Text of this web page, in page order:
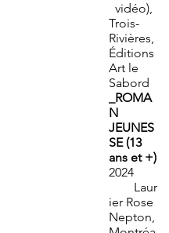
vidéo),
Trois-
Rivières,
Éditions
Art le
Sabord
_ROMA
N
JEUNES
SE (13
ans et +)
2024
Laur
ier Rose
Nepton,